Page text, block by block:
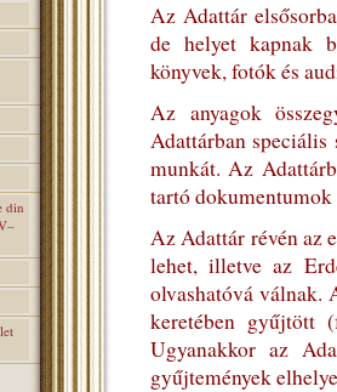
din
Az Adattár
de helyet kapnak
könyvek, fotók és
Az anyagok
Adattárban
munkát. Az
tartó
Az Adattár révén az
lehet, illetve az
olvashatóvá válnak.
keretében gyűjtött
Ugyanakkor az
gyűjtemények